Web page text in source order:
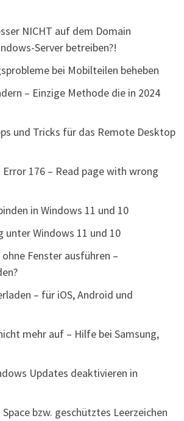
NICHT auf dem Domain
Server betreiben?!
bei Mobilteilen beheben
– Einzige Methode die in 2024
und Tricks für das Remote Desktop
Error 176 – Read page with wrong
in Windows 11 und 10
unter Windows 11 und 10
Fenster ausführen –
– für iOS, Android und
mehr auf – Hilfe bei Samsung,
Updates deaktivieren in
bzw. geschütztes Leerzeichen